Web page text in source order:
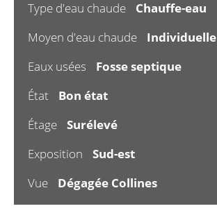
Type d'eau chaude
Chauffe-eau
Moyen d'eau chaude
Individuelle
Eaux usées
Fosse septique
État
Bon état
Étage
Surélevé
Exposition
Sud-est
Vue
Dégagée Collines